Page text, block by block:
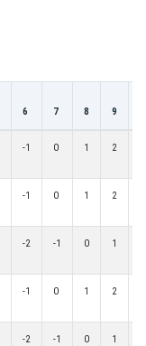
6 7 8 9
-1 0 1 2
-1 0 1 2
-2 -1 0 1
-1 0 1 2
-2 -1 0 1